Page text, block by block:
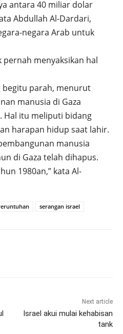
antara 40 miliar dolar
Abdullah Al-Dardari,
negara Arab untuk
pernah menyaksikan hal
begitu parah, menurut
manusia di Gaza
Hal itu meliputi bidang
harapan hidup saat lahir.
manusia
di Gaza telah dihapus.
1980an,” kata Al-
serangan israel
Next article
Israel akui mulai kehabisan
tank